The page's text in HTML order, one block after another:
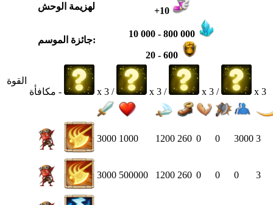
لهزيمة الوحش
+10
جائزة الموسم:
10 000 - 800 000
20 - 600
القوة
مكافأة -
x 3 / x 3 / x 3 / x 3
3000 1000 1200 260 0 0 3000 3
3000 500000 1200 260 0 0 0 3